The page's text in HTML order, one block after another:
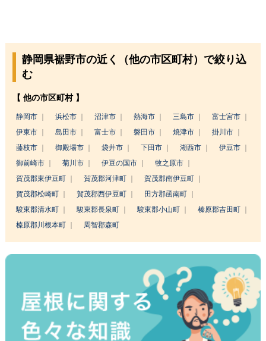
静岡県裾野市の近く（他の市区町村）で絞り込
む
【 他の市区町村 】
静岡市 浜松市 沼津市 熱海市 三島市
富士宮市
伊東市
島田市 富士市 磐田市 焼津市
掛川市
藤枝市
御殿場市 袋井市 下田市 湖西市
伊豆市
御前崎市
菊川市 伊豆の国市
牧之原市
賀茂郡東伊豆町
賀茂郡河津町
賀茂郡南伊豆町
賀茂郡松崎町
賀茂郡西伊豆町
田方郡函南町
駿東郡清水町
駿東郡長泉町 駿東郡小山町
榛原郡吉田町
榛原郡川根本町
周智郡森町